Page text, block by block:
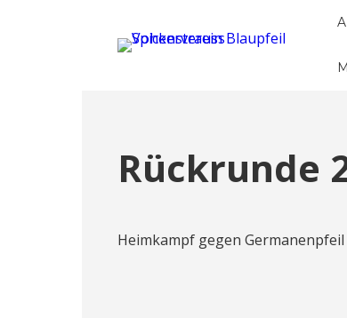
Rückrunde
Heimkampf gegen Germanenpfeil